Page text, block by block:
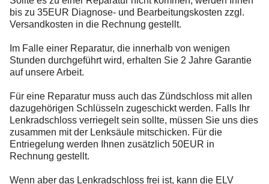
bis zu 35EUR Diagnose- und Bearbeitungskosten zzgl.
Versandkosten in die Rechnung gestellt.
Im Falle einer Reparatur, die innerhalb von wenigen
Stunden durchgeführt wird, erhalten Sie 2 Jahre Garantie
auf unsere Arbeit.
Für eine Reparatur muss auch das Zündschloss mit allen
dazugehörigen Schlüsseln zugeschickt werden. Falls Ihr
Lenkradschloss verriegelt sein sollte, müssen Sie uns dies
zusammen mit der Lenksäule mitschicken. Für die
Entriegelung werden Ihnen zusätzlich 50EUR in
Rechnung gestellt.
Wenn aber das Lenkradschloss frei ist, kann die ELV